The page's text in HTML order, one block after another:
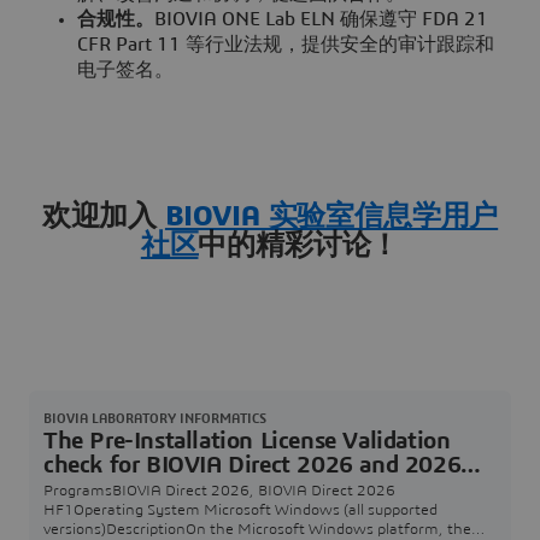
合规性。
BIOVIA ONE Lab ELN 确保遵守 FDA 21
CFR Part 11 等行业法规，提供安全的审计跟踪和
电子签名。
欢迎加入 BIOVIA 实验室信息学用户
社区中的精彩讨论！
The Pre-Installation License Validation
check for BIOVIA Direct 2026 and 2026
HF1 shows an incorrect version of the
unpacked files
ProgramsBIOVIA Direct 2026, BIOVIA Direct 2026
HF1Operating System Microsoft Windows (all supported
versions)DescriptionOn the Microsoft Windows platform, the
BIOVIA LABORATORY INFORMATICS